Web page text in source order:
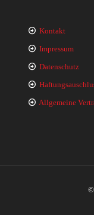
Kontakt
Impressum
Datenschutz
Allgemeine
©